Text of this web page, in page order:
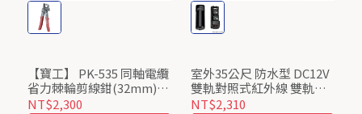
【寶工】 PK-535 同軸電纜
省力棘輪剪線鉗(32mm)
Pro’sKit ProsKit
NT$2,300
室外35公尺 防水型 DC12V
雙軌對照式紅外線 雙軌遮
斷式紅外線對照式紅外線
NT$2,310